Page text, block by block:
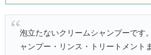
泡立たないクリームシャンプーです
ャンプー・リンス・トリートメント